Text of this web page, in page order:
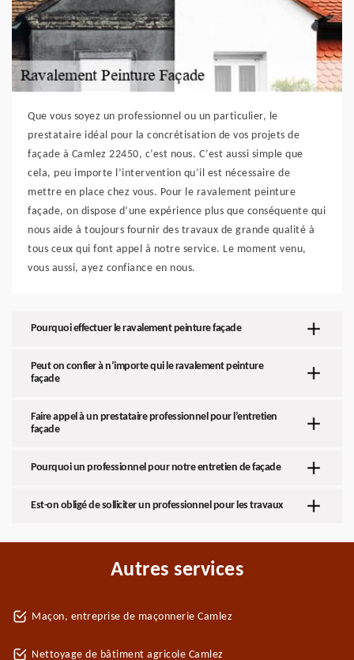
Que vous soyez un professionnel ou un particulier, le
prestataire idéal pour la concrétisation de vos projets de
façade à Camlez 22450, c’est nous. C’est aussi simple que
cela, peu importe l’intervention qu’il est nécessaire de
mettre en place chez vous. Pour le ravalement peinture
façade, on dispose d’une expérience plus que conséquente qui
nous aide à toujours fournir des travaux de grande qualité à
tous ceux qui font appel à notre service. Le moment venu,
vous aussi, ayez confiance en nous.
Pourquoi effectuer le ravalement peinture façade
Peut on confier à n’importe qui le ravalement peinture
façade
Faire appel à un prestataire professionnel pour l’entretien
façade
Pourquoi un professionnel pour notre entretien de façade
Est-on obligé de solliciter un professionnel pour les travaux
Autres services
Maçon, entreprise de maçonnerie Camlez
Nettoyage de bâtiment agricole Camlez